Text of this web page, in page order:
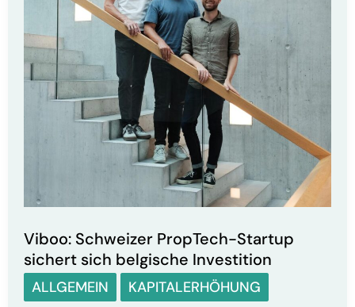
Viboo: Schweizer PropTech-Startup
sichert sich belgische Investition
ALLGEMEIN KAPITALERHÖHUNG